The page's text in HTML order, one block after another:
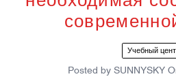
Учебный
Posted by SUNNYSKY